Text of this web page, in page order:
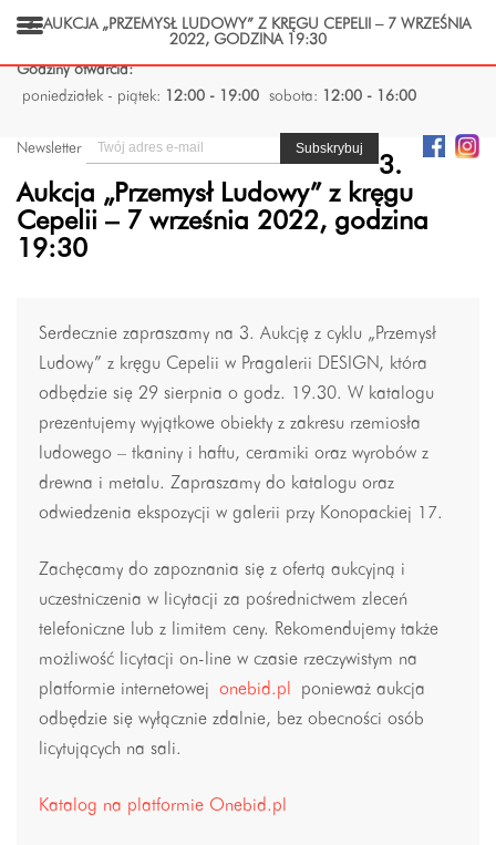
Godziny otwarcia:
poniedziałek - piątek:
12:00 - 19:00 sobota: 12:00 - 16:00
Newsletter
3.
Aukcja „Przemysł Ludowy” z kręgu
Cepelii – 7 września 2022, godzina
19:30
Serdecznie zapraszamy na 3. Aukcję z cyklu „Przemysł
Ludowy” z kręgu Cepelii w Pragalerii DESIGN, która
odbędzie się 29 sierpnia o godz. 19.30. W katalogu
prezentujemy wyjątkowe obiekty z zakresu rzemiosła
ludowego – tkaniny i haftu, ceramiki oraz wyrobów z
drewna i metalu. Zapraszamy do katalogu oraz
odwiedzenia ekspozycji w galerii przy Konopackiej 17.
Zachęcamy do zapoznania się z ofertą aukcyjną i
uczestniczenia w licytacji za pośrednictwem zleceń
telefoniczne lub z limitem ceny. Rekomendujemy także
możliwość licytacji on-line w czasie rzeczywistym na
platformie internetowej onebid.pl
ponieważ aukcja
odbędzie się wyłącznie zdalnie, bez obecności osób
licytujących na sali.
Katalog na platformie Onebid.pl
3. AUKCJA „PRZEMYSŁ LUDOWY” Z KRĘGU CEPELII – 7 WRZEŚNIA
2022, GODZINA 19:30